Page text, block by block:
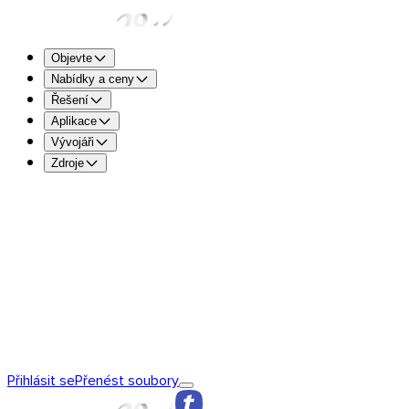
Objevte
Nabídky a ceny
Řešení
Aplikace
Vývojáři
Zdroje
Přihlásit sePřenést soubory